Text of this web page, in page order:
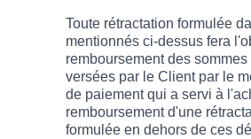
Toute rétractation formulée
mentionnés ci-dessus fera
remboursement des sommes
versées par le Client par le
de paiement qui a servi à
remboursement d'une
formulée en dehors de ces